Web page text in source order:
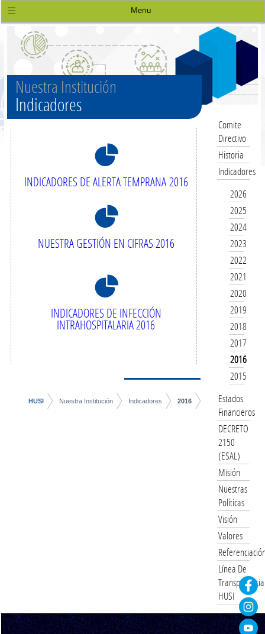
Menu
Nuestra Institución
Indicadores
8
INDICADORES DE ALERTA TEMPRANA 2016
8
NUESTRA GESTIÓN EN CIFRAS 2016
8
INDICADORES DE INFECCIÓN
INTRAHOSPITALARIA 2016
HUSI Nuestra Institución Indicadores 2016
Comite
Directivo
Historia
Indicadores
2026
2025
2024
2023
2022
2021
2020
2019
2018
2017
2016
2015
Estados
Financieros
DECRETO
2150
(ESAL)
Misión
Nuestras
Políticas
Visión
Valores
Línea De
Transparencia
HUSI